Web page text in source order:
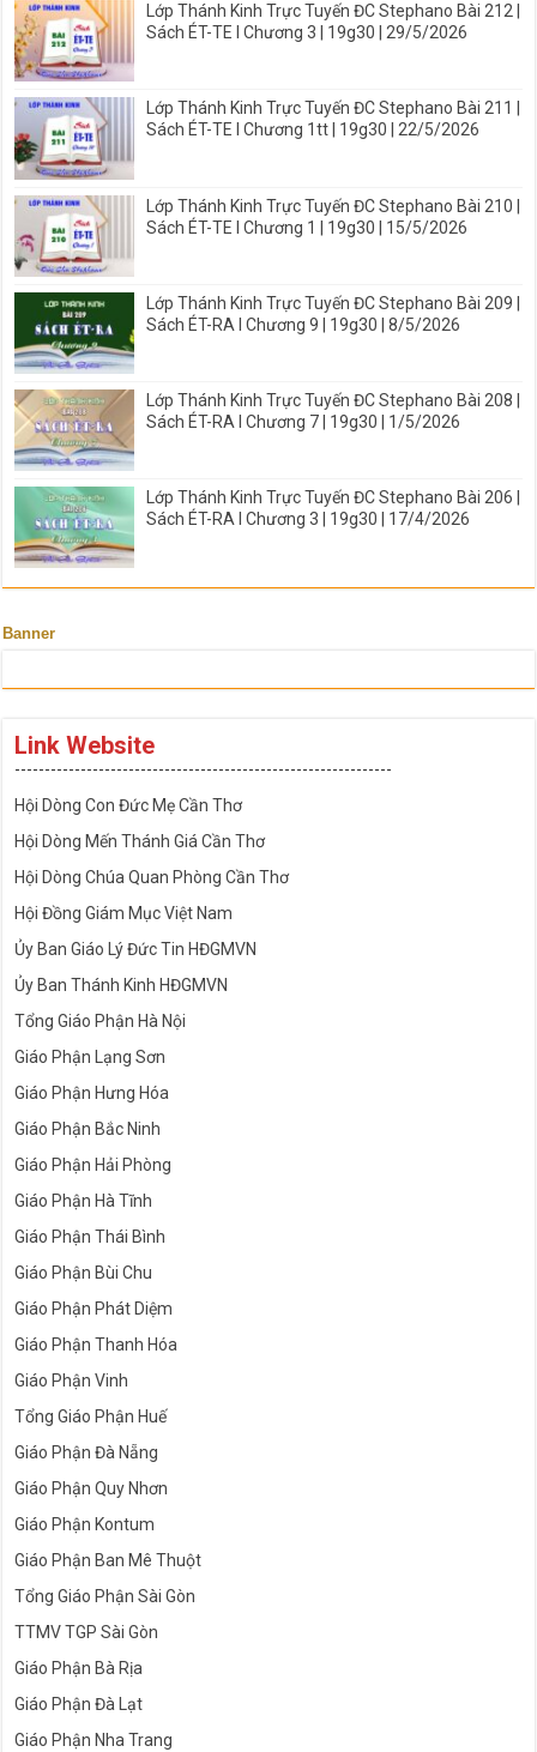
Lớp Thánh Kinh Trực Tuyến ĐC Stephano Bài 212 |
Sách ÉT-TE I Chương 3 | 19g30 | 29/5/2026
Lớp Thánh Kinh Trực Tuyến ĐC Stephano Bài 211 |
Sách ÉT-TE I Chương 1tt | 19g30 | 22/5/2026
Lớp Thánh Kinh Trực Tuyến ĐC Stephano Bài 210 |
Sách ÉT-TE I Chương 1 | 19g30 | 15/5/2026
Lớp Thánh Kinh Trực Tuyến ĐC Stephano Bài 209 |
Sách ÉT-RA I Chương 9 | 19g30 | 8/5/2026
Lớp Thánh Kinh Trực Tuyến ĐC Stephano Bài 208 |
Sách ÉT-RA I Chương 7 | 19g30 | 1/5/2026
Lớp Thánh Kinh Trực Tuyến ĐC Stephano Bài 206 |
Sách ÉT-RA I Chương 3 | 19g30 | 17/4/2026
Banner
Link Website
---------------------------------------------------------------
Hội Dòng Con Đức Mẹ Cần Thơ
Hội Dòng Mến Thánh Giá Cần Thơ
Hội Dòng Chúa Quan Phòng Cần Thơ
Hội Đồng Giám Mục Việt Nam
Ủy Ban Giáo Lý Đức Tin HĐGMVN
Ủy Ban Thánh Kinh HĐGMVN
Tổng Giáo Phận Hà Nội
Giáo Phận Lạng Sơn
Giáo Phận Hưng Hóa
Giáo Phận Bắc Ninh
Giáo Phận Hải Phòng
Giáo Phận Hà Tĩnh
Giáo Phận Thái Bình
Giáo Phận Bùi Chu
Giáo Phận Phát Diệm
Giáo Phận Thanh Hóa
Giáo Phận Vinh
Tổng Giáo Phận Huế
Giáo Phận Đà Nẵng
Giáo Phận Quy Nhơn
Giáo Phận Kontum
Giáo Phận Ban Mê Thuột
Tổng Giáo Phận Sài Gòn
TTMV TGP Sài Gòn
Giáo Phận Bà Rịa
Giáo Phận Đà Lạt
Giáo Phận Nha Trang